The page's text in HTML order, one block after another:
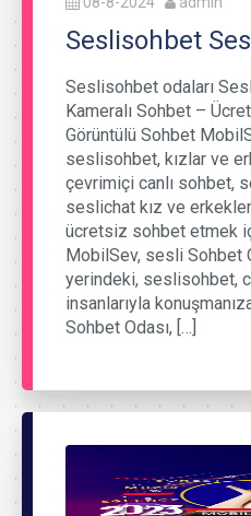
Seslisohbet
Seslisohbet odaları
Kameralı Sohbet –
Görüntülü Sohbet
seslisohbet, kızlar ve
çevrimiçi canlı sohbet,
seslichat kız ve
ücretsiz sohbet etmek
MobilSev, sesli Sohbet
yerindeki, seslisohbet,
insanlarıyla
Sohbet Odası, […]